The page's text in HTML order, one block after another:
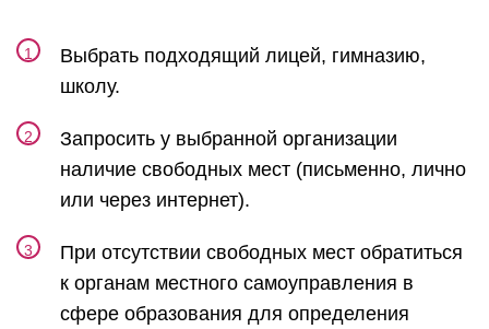
Выбрать подходящий лицей, гимназию,
школу.
Запросить у выбранной организации
наличие свободных мест (письменно, лично
или через интернет).
При отсутствии свободных мест обратиться
к органам местного самоуправления в
сфере образования для определения